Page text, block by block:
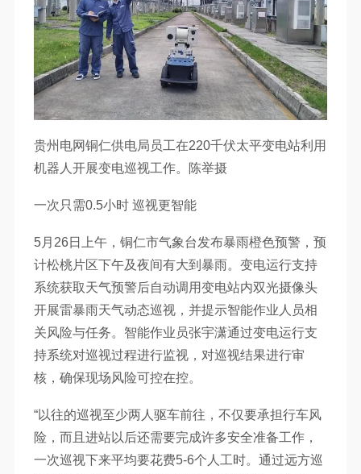
贵州电网铜仁供电局员工在220千伏太平变电站利用
机器人开展变电巡视工作。陈举摄
一次只需0.5小时 巡视更智能
5月26日上午，铜仁市气象台发布暴雨橙色预警，预
计松桃片区下午及夜间有大到暴雨。变电运行支持
系统获取天气预警后自动调用变电站内双光摄像头
开展雷暴雨天气动态巡视，并提示智能作业人员相
关风险与任务。智能作业员张宇潇通过变电运行支
持系统对巡视过程进行监视，对巡视结果进行审
核，确保现场风险可控在控。
“以往的巡视至少两人驱车前往，不仅要承担行车风
险，而且进站以后还需要完成许多安全准备工作，
一次巡视下来平均要花费5-6个人工时。通过远方巡